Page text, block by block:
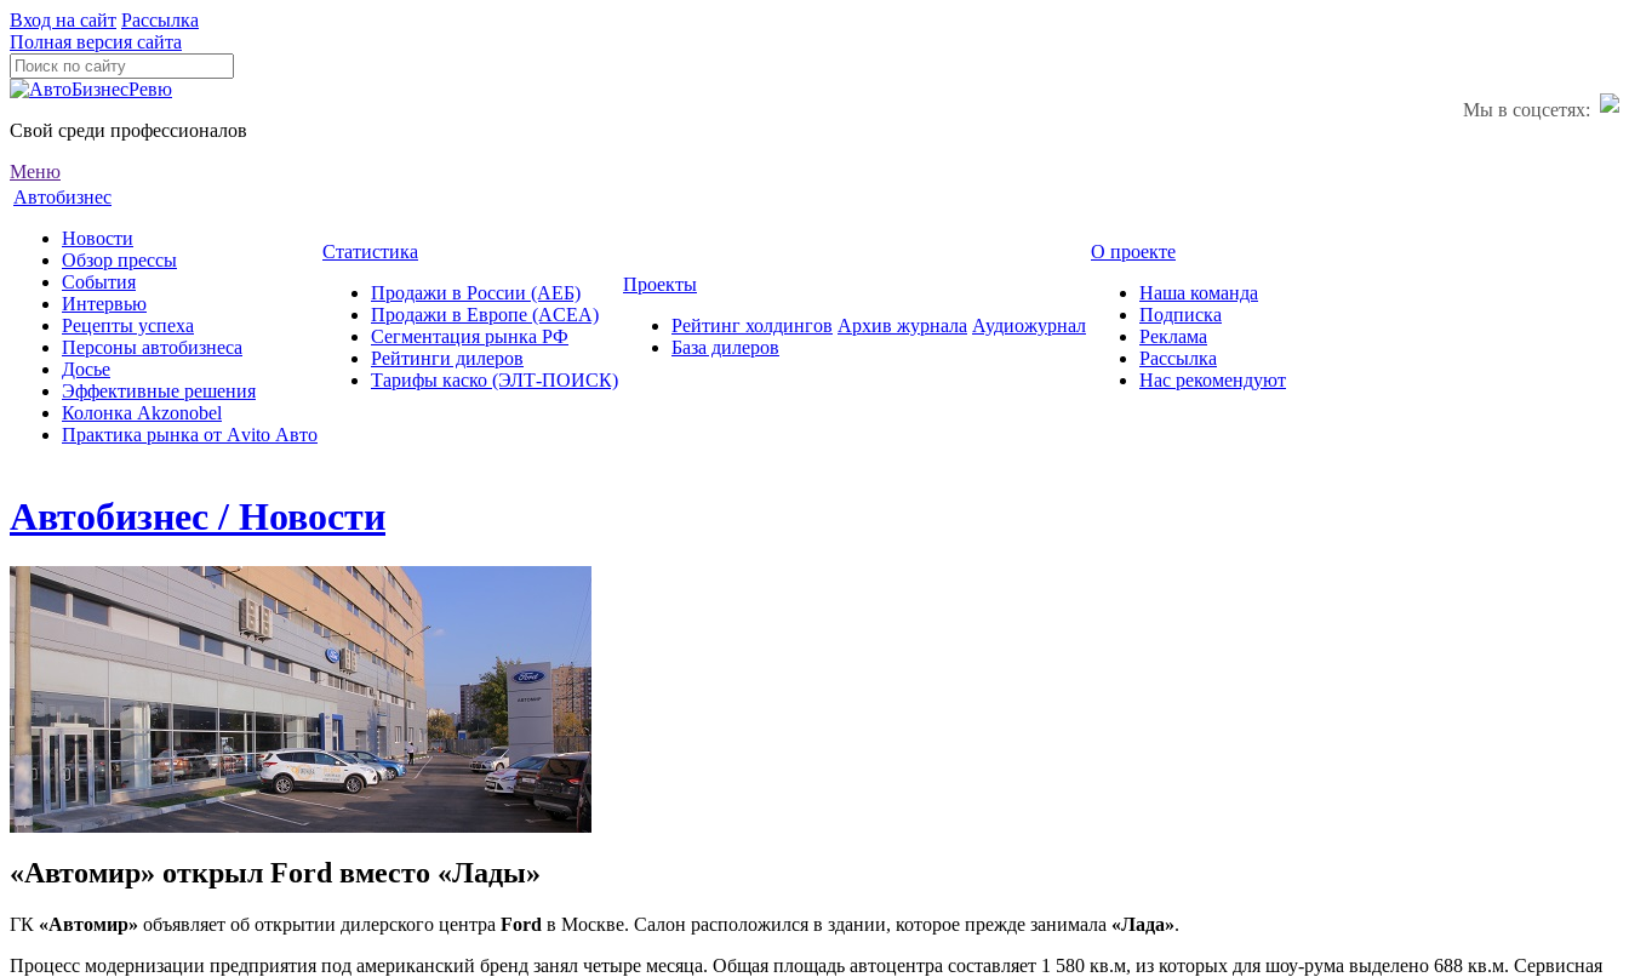
Вход на сайт Рассылка
Полная версия сайта
Мы в соцсетях:
Свой среди профессионалов
Меню
Автобизнес
Новости
Обзор прессы
События
Интервью
Рецепты успеха
Персоны автобизнеса
Досье
Эффективные решения
Колонка Akzonobel
Практика рынка от Аvito Авто
Статистика
Продажи в России (АЕБ)
Продажи в Европе (ACEA)
Сегментация рынка РФ
Рейтинги дилеров
Тарифы каско (ЭЛТ-ПОИСК)
Проекты
Рейтинг холдингов
База дилеров
Архив журнала Аудиожурнал
О проекте
Наша команда
Подписка
Реклама
Рассылка
Нас рекомендуют
Автобизнес / Новости
«Автомир» открыл Ford вместо «Лады»
ГК «Автомир» объявляет об открытии дилерского центра Ford в Москве. Салон расположился в здании, которое прежде занимала «Лада».
Процесс модернизации предприятия под американский бренд занял четыре месяца. Общая площадь автоцентра составляет 1 580 кв.м, из которых для шоу-рума выделено 688 кв.м. Сервисная